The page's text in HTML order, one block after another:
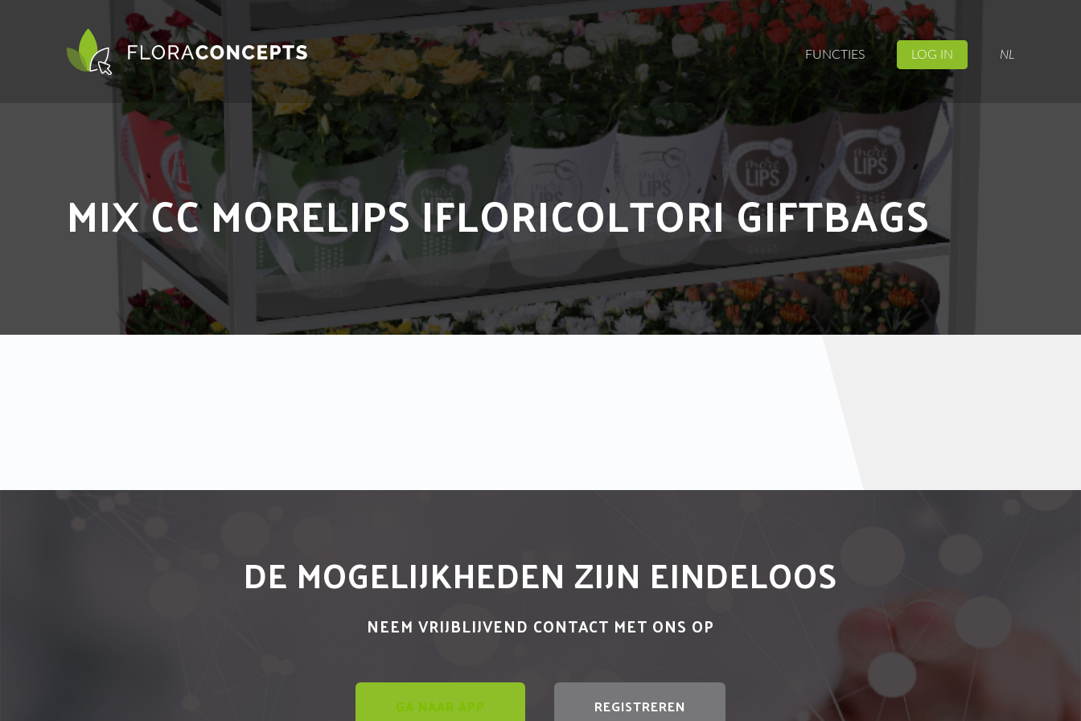
FUNCTIES LOG IN NL
MIX CC MORELIPS IFLORICOLTORI GIFTBAGS
DE MOGELIJKHEDEN ZIJN EINDELOOS
NEEM VRIJBLIJVEND CONTACT MET ONS OP
GA NAAR APP REGISTREREN